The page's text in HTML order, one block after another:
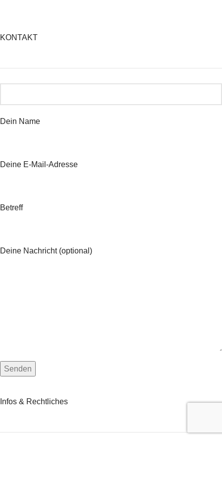
KONTAKT
Dein Name
Deine E-Mail-Adresse
Betreff
Deine Nachricht (optional)
Infos & Rechtliches